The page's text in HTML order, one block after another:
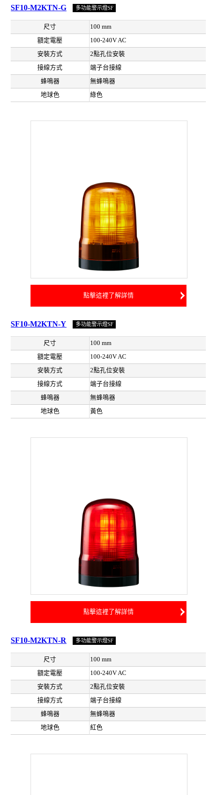
SF10-M2KTN-G 多功能警示燈SF
尺寸
100 mm
額定電壓
100-240V AC
安裝方式
2點孔位安裝
接線方式
端子台接線
蜂鳴器
無蜂鳴器
地球色
綠色
點擊這裡了解詳情
SF10-M2KTN-Y 多功能警示燈SF
尺寸
100 mm
額定電壓
100-240V AC
安裝方式
2點孔位安裝
接線方式
端子台接線
蜂鳴器
無蜂鳴器
地球色
黃色
點擊這裡了解詳情
SF10-M2KTN-R 多功能警示燈SF
尺寸
100 mm
額定電壓
100-240V AC
安裝方式
2點孔位安裝
接線方式
端子台接線
蜂鳴器
無蜂鳴器
地球色
紅色